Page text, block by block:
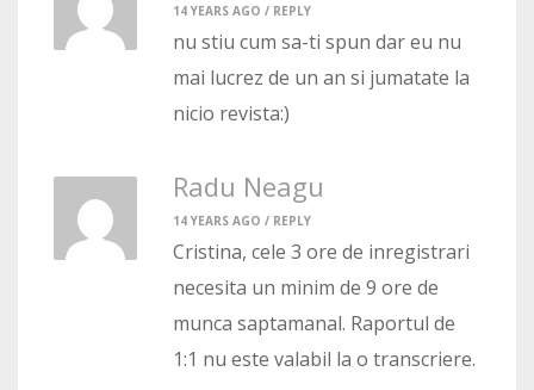
14 YEARS AGO / REPLY
nu stiu cum sa-ti spun dar eu nu
mai lucrez de un an si jumatate la
nicio revista:)
Radu Neagu
14 YEARS AGO / REPLY
Cristina, cele 3 ore de inregistrari
necesita un minim de 9 ore de
munca saptamanal. Raportul de
1:1 nu este valabil la o transcriere.